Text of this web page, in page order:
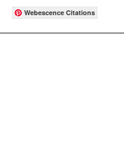
Webescence Citations